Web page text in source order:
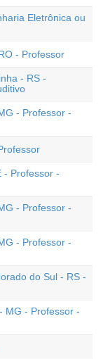
Eletrônica ou
- Professor
- RS -
- Professor -
- Professor -
- Professor -
- Professor -
do Sul - RS -
MG - Professor -